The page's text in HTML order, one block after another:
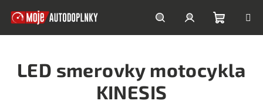
HľadaťPrihlásenie
košík
LED smerovky motocykla
KINESIS